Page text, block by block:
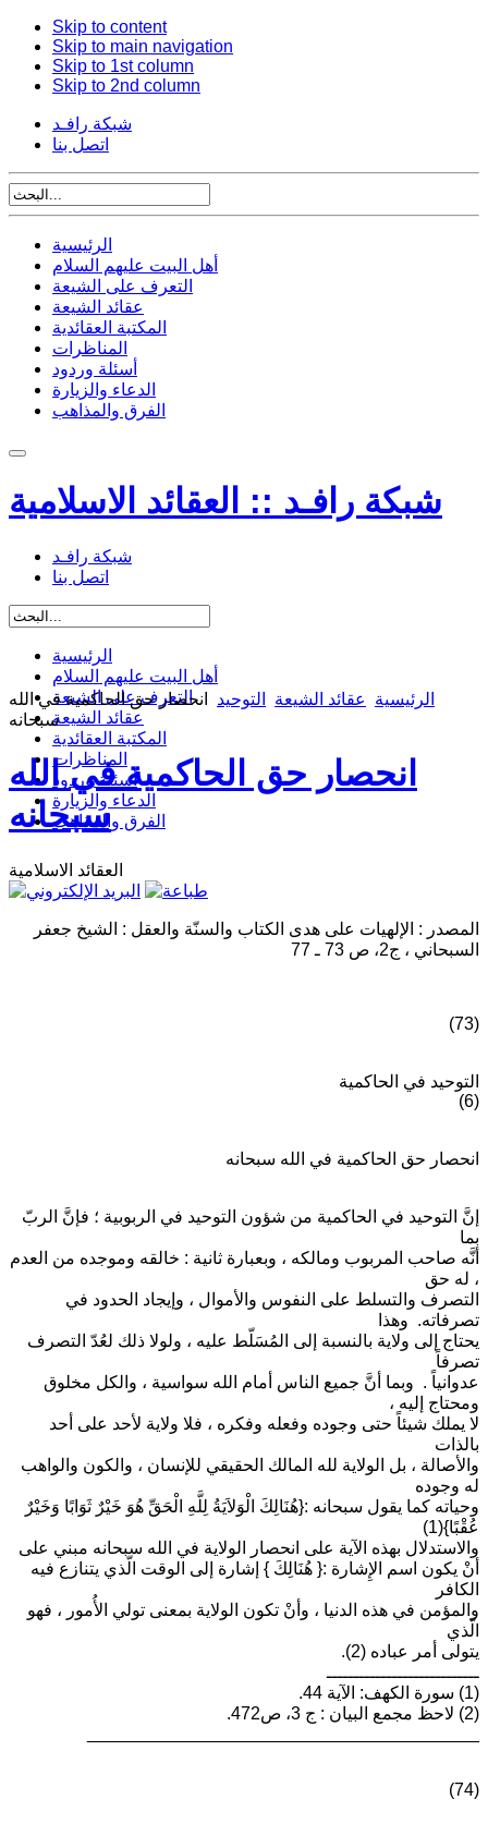
Skip to content
Skip to main navigation
Skip to 1st column
Skip to 2nd column
شبكة رافـد
اتصل بنا
الرئيسية
أهل البيت عليهم السلام
التعرف على الشيعة
عقائد الشيعة
المكتبة العقائدية
المناظرات
أسئلة وردود
الدعاء والزيارة
الفرق والمذاهب
شبكة رافـد :: العقائد الاسلامية
شبكة رافـد
اتصل بنا
الرئيسية
أهل البيت عليهم السلام
التعرف على الشيعة
عقائد الشيعة
المكتبة العقائدية
المناظرات
أسئلة وردود
الدعاء والزيارة
الفرق والمذاهب
الرئيسية عقائد الشيعة التوحيد
انحصار حق الحاكمية في الله
سبحانه
انحصار حق الحاكمية في الله
سبحانه
العقائد الاسلامية
المصدر : الإلهيات على هدى الكتاب والسنّة والعقل : الشيخ جعفر
السبحاني ، ج2، ص 73 ـ 77
(73)
التوحيد في الحاكمية
(6)
انحصار حق الحاكمية في الله سبحانه
إنَّ التوحيد في الحاكمية من شؤون التوحيد في الربوبية ؛ فإنَّ الربّ
بما
أنَّه صاحب المربوب ومالكه ، وبعبارة ثانية : خالقه وموجده من العدم
، له حق
التصرف والتسلط على النفوس والأموال ، وإيجاد الحدود في
تصرفاته. وهذا
يحتاج إلى ولاية بالنسبة إلى المُسَلّط عليه ، ولولا ذلك لعُدّ التصرف
تصرفاً
عدوانياً . وبما أنَّ جميع الناس أمام الله سواسية ، والكل مخلوق
ومحتاج إليه ،
لا يملك شيئاً حتى وجوده وفعله وفكره ، فلا ولاية لأحد على أحد
بالذات
والأصالة ، بل الولاية لله المالك الحقيقي للإنسان ، والكون والواهب
له وجوده
وحياته كما يقول سبحانه :{هُنَالِكَ الْوَلاَيَةُ لِلَّهِ الْحَقِّ هُوَ خَيْرٌ ثَوَابًا وَخَيْرٌ
عُقْبًا}(1)
والاستدلال بهذه الآية على انحصار الولاية في الله سبحانه مبني على
أنْ يكون اسم الإِشارة :{ هُنَالِكَ } إشارة إلى الوقت الّذي يتنازع فيه
الكافر
والمؤمن في هذه الدنيا ، وأنْ تكون الولاية بمعنى تولي الأُمور ، فهو
الّذي
يتولى أمر عباده (2).
ــــــــــــــــــــــــــــ
(1) سورة الكهف: الآية 44.
(2) لاحظ مجمع البيان : ج 3، ص472.
(74)